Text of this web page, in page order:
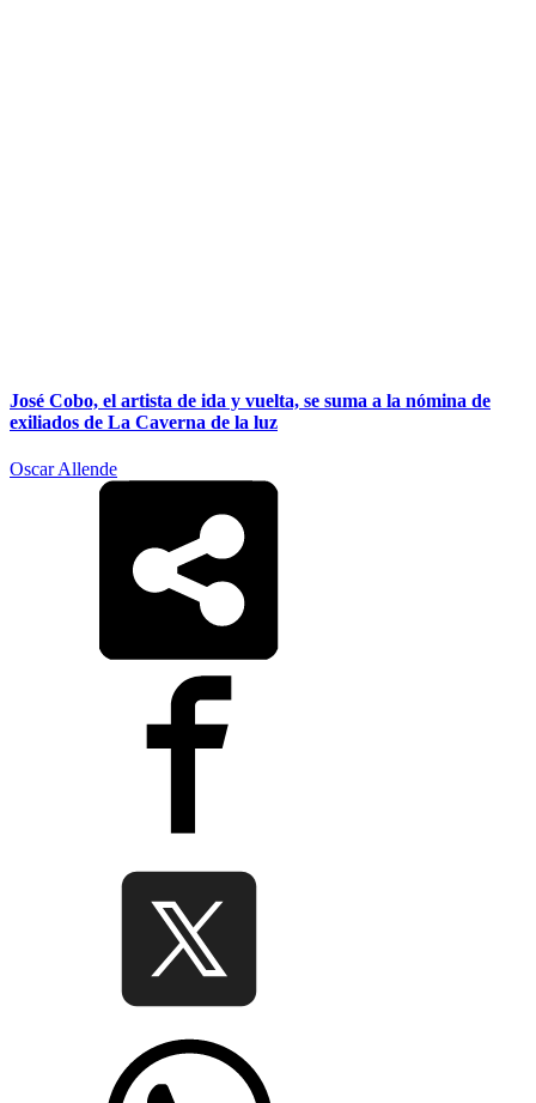
José Cobo, el artista de ida y vuelta, se suma a la nómina de
exiliados de La Caverna de la luz
Oscar Allende